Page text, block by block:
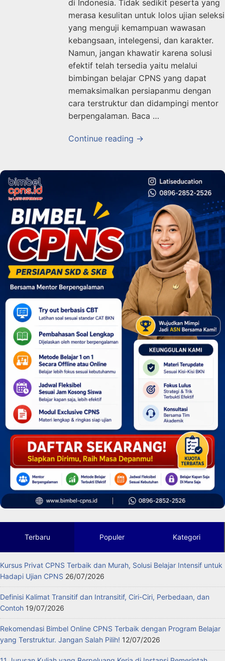
di Indonesia. Tidak sedikit peserta yang
merasa kesulitan untuk lolos ujian seleksi
yang menguji kemampuan wawasan
kebangsaan, intelegensi, dan karakter.
Namun, jangan khawatir karena solusi
efektif telah tersedia yaitu melalui
bimbingan belajar CPNS yang dapat
memaksimalkan persiapanmu dengan
cara terstruktur dan didampingi mentor
berpengalaman. Baca …
Continue reading →
Terbaru Populer Kategori
Kursus Privat CPNS Terbaik dan Murah, Solusi Belajar Intensif untuk
Hadapi Ujian CPNS 26/07/2026
Definisi Kalimat Transitif dan Intransitif, Ciri-Ciri, Perbedaan, dan
Contoh 19/07/2026
Rekomendasi Bimbel Online CPNS Terbaik dengan Program Belajar
yang Terstruktur. Jangan Salah Pilih! 12/07/2026